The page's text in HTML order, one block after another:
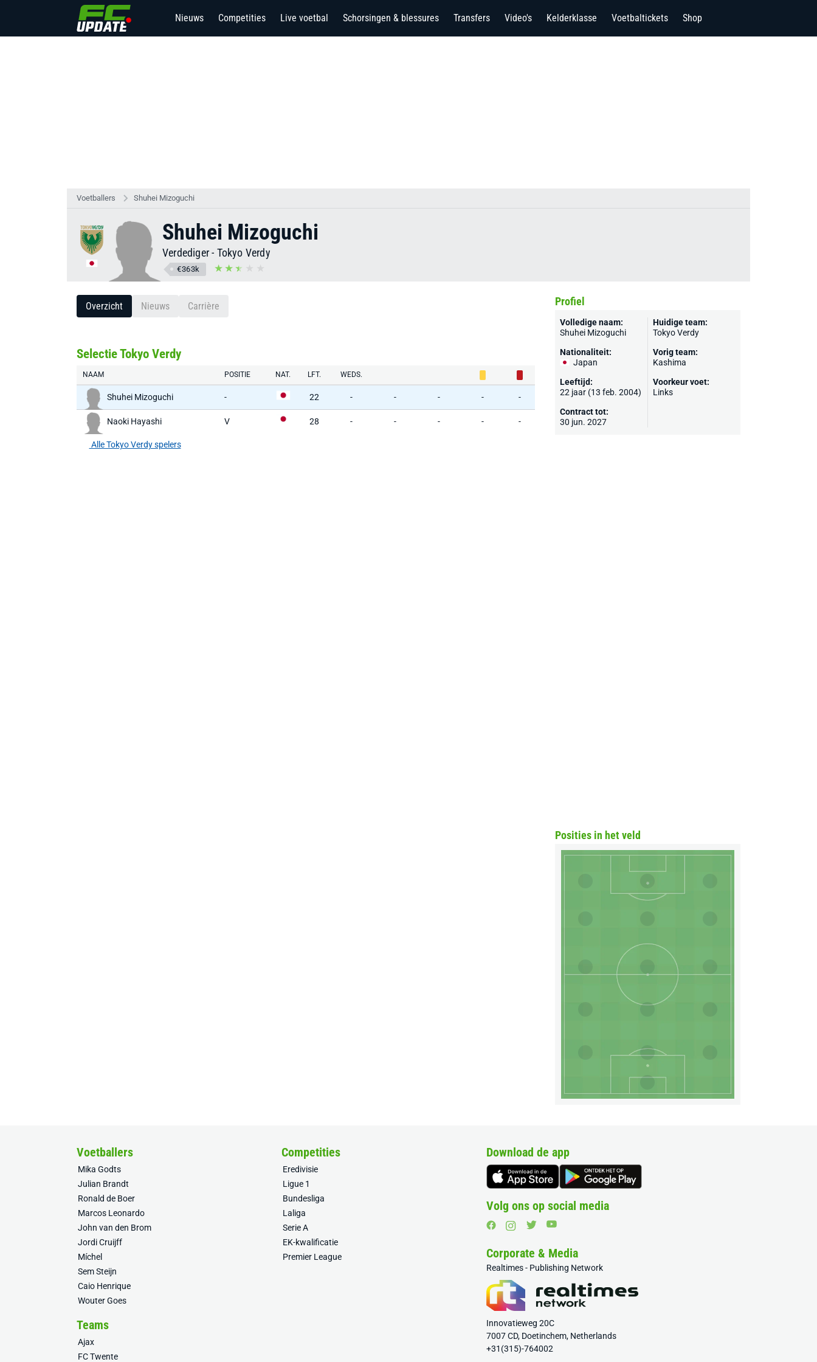
Nieuws Competities Live voetbal Schorsingen & blessures Transfers Video's Kelderklasse Voetbaltickets Shop
Voetballers Shuhei Mizoguchi
Shuhei Mizoguchi
Verdediger- Tokyo Verdy
€363k
Overzicht Nieuws Carrière
Selectie Tokyo Verdy
NAAM POSITIE NAT. LFT. WEDS.
Shuhei Mizoguchi - 22 - - - - -
Naoki Hayashi V 28 - - - - -
Alle Tokyo Verdy spelers
Profiel
Volledige naam:
Shuhei Mizoguchi
Nationaliteit:
Japan
Leeftijd:
22 jaar (13 feb. 2004)
Contract tot:
30 jun. 2027
Huidige team:
Tokyo Verdy
Vorig team:
Kashima
Voorkeur voet:
Links
Posities in het veld
Voetballers
Mika Godts
Julian Brandt
Ronald de Boer
Marcos Leonardo
John van den Brom
Jordi Cruijff
Míchel
Sem Steijn
Caio Henrique
Wouter Goes
Competities
Eredivisie
Ligue 1
Bundesliga
Laliga
Serie A
EK-kwalificatie
Premier League
Teams
Ajax
FC Twente
Download de app
Volg ons op social media
Corporate & Media
Realtimes - Publishing Network
Innovatieweg 20C
7007 CD, Doetinchem, Netherlands
+31(315)-764002